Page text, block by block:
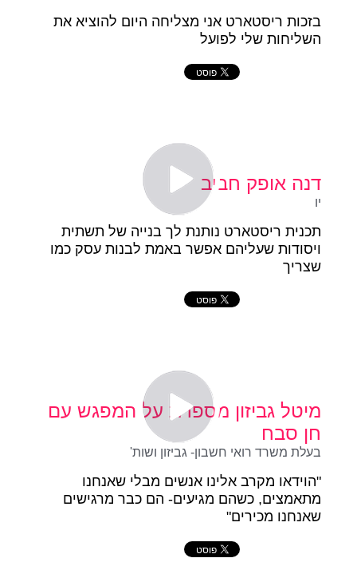
בזכות ריסטארט אני מצליחה היום להוציא את
השליחות שלי לפועל
דנה אופק חביב
יו
תכנית ריסטארט נותנת לך בנייה של תשתית
ויסודות שעליהם אפשר באמת לבנות עסק כמו
שצריך
מיטל גביזון מספרת על המפגש עם
חן סבח
בעלת משרד רואי חשבון- גביזון ושות'
"הוידאו מקרב אלינו אנשים מבלי שאנחנו
מתאמצים, כשהם מגיעים- הם כבר מרגישים
שאנחנו מכירים"